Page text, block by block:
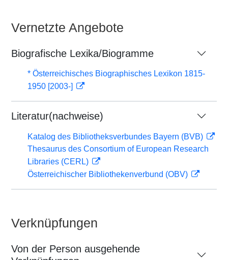
Vernetzte Angebote
Biografische Lexika/Biogramme
* Österreichisches Biographisches Lexikon 1815-
1950 [2003-]
Literatur(nachweise)
Katalog des Bibliotheksverbundes Bayern (BVB)
Thesaurus des Consortium of European Research
Libraries (CERL)
Österreichischer Bibliothekenverbund (OBV)
Verknüpfungen
Von der Person ausgehende